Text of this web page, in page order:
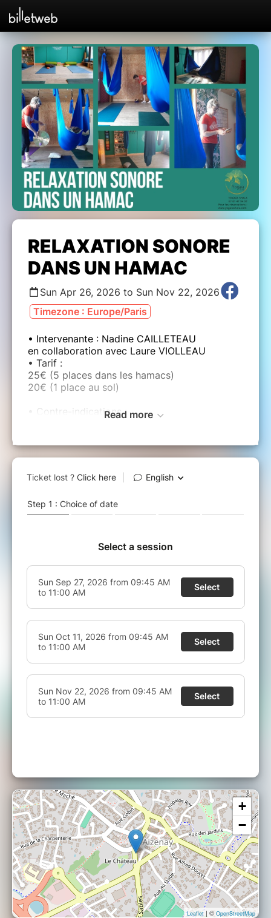
RELAXATION SONORE
DANS UN HAMAC
Sun Apr 26, 2026 to Sun Nov 22, 2026
Timezone : Europe/Paris
• Intervenante : Nadine CAILLETEAU
en collaboration avec Laure VIOLLEAU
• Tarif :
25€ (5 places dans les hamacs)
20€ (1 place au sol)
• Contre-indications :
appareils auditifs (nous en informer dans ce
cas),
- les personnes qui ont du mal à s’allonger sur
le dos,
- les personnes épileptiques,
- merci d'arriver à 9h45 pour prendre le temps
de vous installer et démarrer la séance à 10h.
- prévoyez une paire de chaussettes,
- une tenue confortable et chaude (plaid,
couverture, coussin...),
- selon votre convenance un tapis (sinon il y
en a à disposition sur place),
- un T-shirt manches courtes ou longues
(évitez les débardeurs),
- un legging ou jogging (évitez les shorts),
- retirez vos bijoux qui risqueraient de
déchirer la toile.
- Toute annulation effectuée dans un délai
inférieur à 72 heures avant la date de l’atelier
ne donnera lieu à aucun remboursement. Le
montant total reste exigible ou retenu à titre
de compensation pour les frais engagés et le
préjudice subi. En cas de force majeure
dûment justifiée (certificat médical,
événement imprévisible), une solution pourra
être envisagée au cas par cas (report, avoir…).
- En cas d'annulation de notre part, un
remboursement intégral sera effectué, ou une
reprogrammation sera proposée.
Read more
+
−
Leaflet| © OpenStreetMap